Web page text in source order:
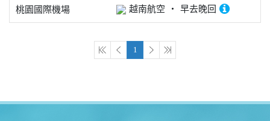
桃園國際機場 越南航空 早去晚回
1